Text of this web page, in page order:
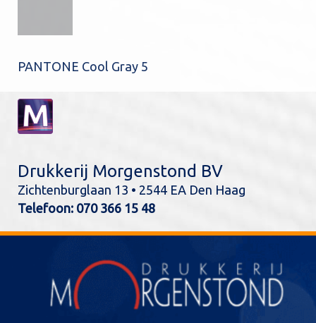
PANTONE Cool Gray 5
Drukkerij Morgenstond BV
Zichtenburglaan 13 • 2544 EA Den Haag
Telefoon: 070 366 15 48